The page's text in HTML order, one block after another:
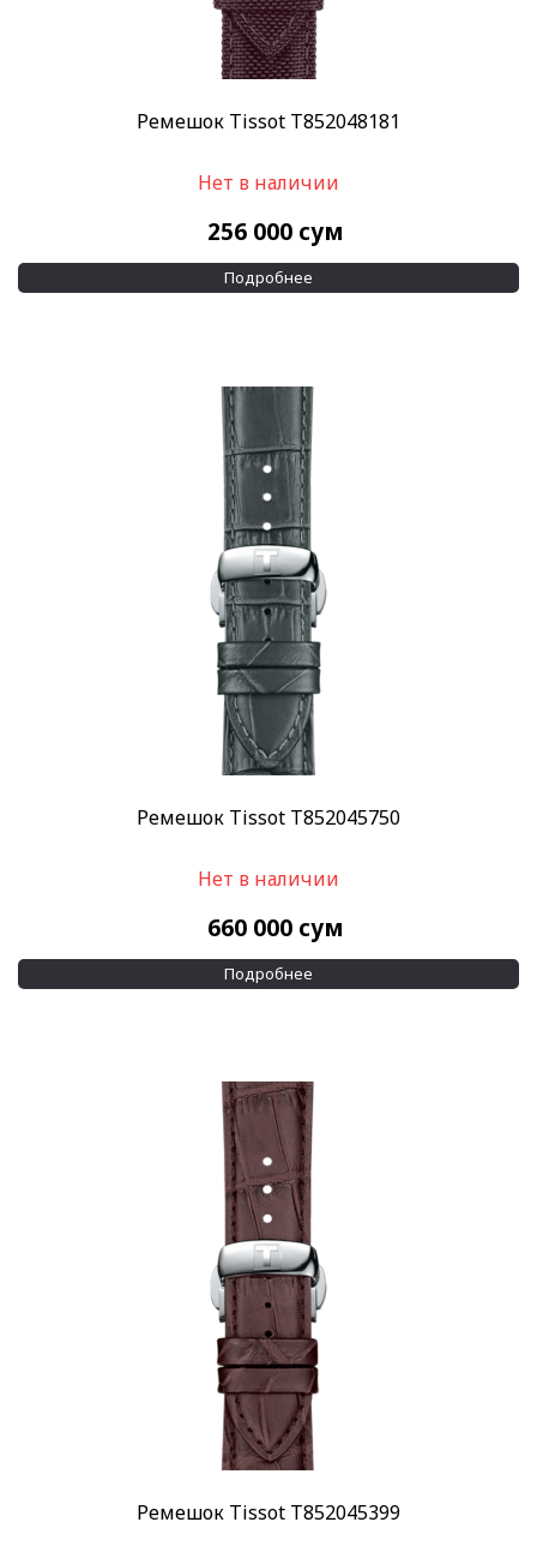
Ремешок Tissot T852048181
Нет в наличии
256 000 сум
Подробнее
Ремешок Tissot T852045750
Нет в наличии
660 000 сум
Подробнее
Ремешок Tissot T852045399